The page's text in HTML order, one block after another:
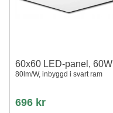
60x60 LED-panel, 60W
80lm/W, inbyggd i svart ram
696 kr